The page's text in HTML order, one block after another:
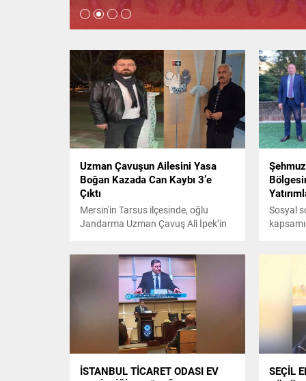
Uzman Çavuşun Ailesini Yasa
Boğan Kazada Can Kaybı 3’e
Çıktı
Mersin'in Tarsus ilçesinde, oğlu
Jandarma Uzman Çavuş Ali İpek’in
araçta ağır yaralanan Hasan İpek
(63), 8 gün süren yaşam
mücadelesini kaybetti. Kazada
hayatını kaybedenlerin sayısı 3'e
Sosyal
almaya
Aile
İSTANBUL TİCARET ODASI EV
SEÇİL